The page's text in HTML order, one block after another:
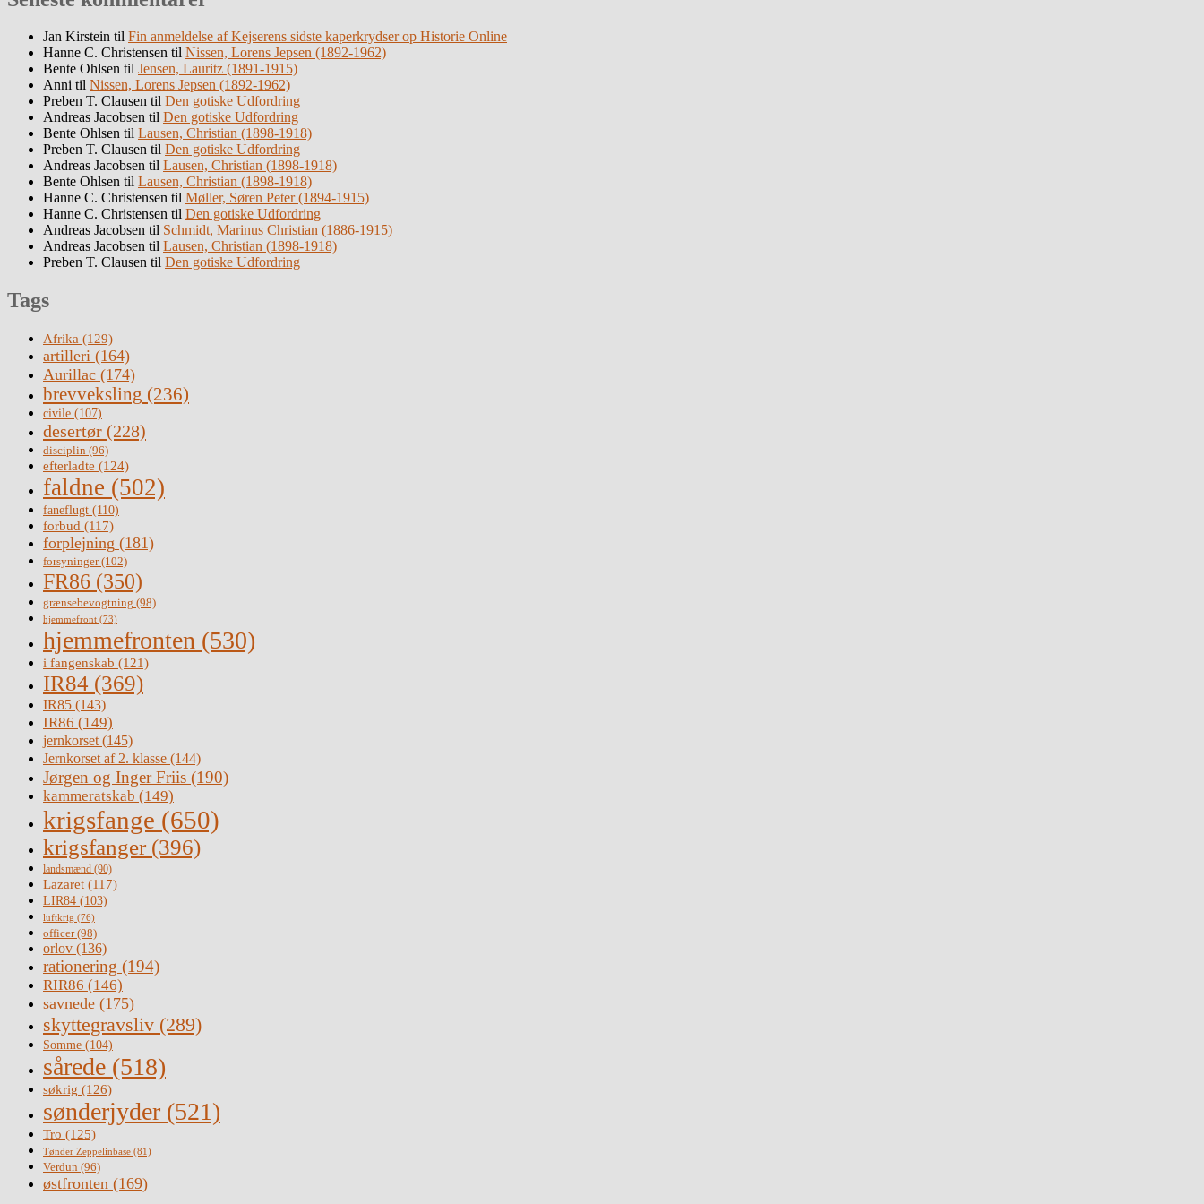
Jan Kirstein til Fin anmeldelse af Kejserens sidste kaperkrydser op Historie Online
Hanne C. Christensen til Nissen, Lorens Jepsen (1892-1962)
Bente Ohlsen til Jensen, Lauritz (1891-1915)
Anni til Nissen, Lorens Jepsen (1892-1962)
Preben T. Clausen til Den gotiske Udfordring
Andreas Jacobsen til Den gotiske Udfordring
Bente Ohlsen til Lausen, Christian (1898-1918)
Preben T. Clausen til Den gotiske Udfordring
Andreas Jacobsen til Lausen, Christian (1898-1918)
Bente Ohlsen til Lausen, Christian (1898-1918)
Hanne C. Christensen til Møller, Søren Peter (1894-1915)
Hanne C. Christensen til Den gotiske Udfordring
Andreas Jacobsen til Schmidt, Marinus Christian (1886-1915)
Andreas Jacobsen til Lausen, Christian (1898-1918)
Preben T. Clausen til Den gotiske Udfordring
Tags
Afrika (129)
artilleri (164)
Aurillac (174)
brevveksling (236)
civile (107)
desertør (228)
disciplin (96)
efterladte (124)
faldne (502)
faneflugt (110)
forbud (117)
forplejning (181)
forsyninger(102)
FR86 (350)
grænsebevogtning (98)
hjemmefront (73)
hjemmefronten (530)
i fangenskab (121)
IR84 (369)
IR85 (143)
IR86 (149)
jernkorset(145)
Jernkorset af 2. klasse (144)
Jørgen og Inger Friis (190)
kammeratskab (149)
krigsfange (650)
krigsfanger (396)
landsmænd (90)
Lazaret (117)
LIR84 (103)
luftkrig (76)
officer(98)
orlov (136)
rationering (194)
RIR86 (146)
savnede (175)
skyttegravsliv (289)
Somme (104)
sårede (518)
søkrig (126)
sønderjyder (521)
Tro (125)
Tønder Zeppelinbase (81)
Verdun (96)
østfronten (169)